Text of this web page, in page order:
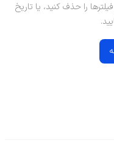
را حذف کنید، یا تاریخ